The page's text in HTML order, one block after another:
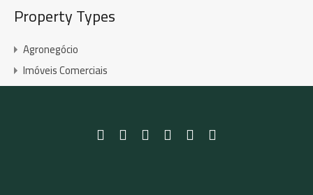
Property Types
Agronegócio
Imóveis Comerciais
Imóveis Industriais
Imóveis para Lazer